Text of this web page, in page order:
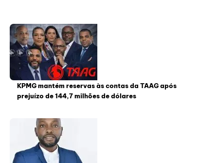
KPMG mantém reservas às contas da TAAG após
prejuízo de 144,7 milhões de dólares